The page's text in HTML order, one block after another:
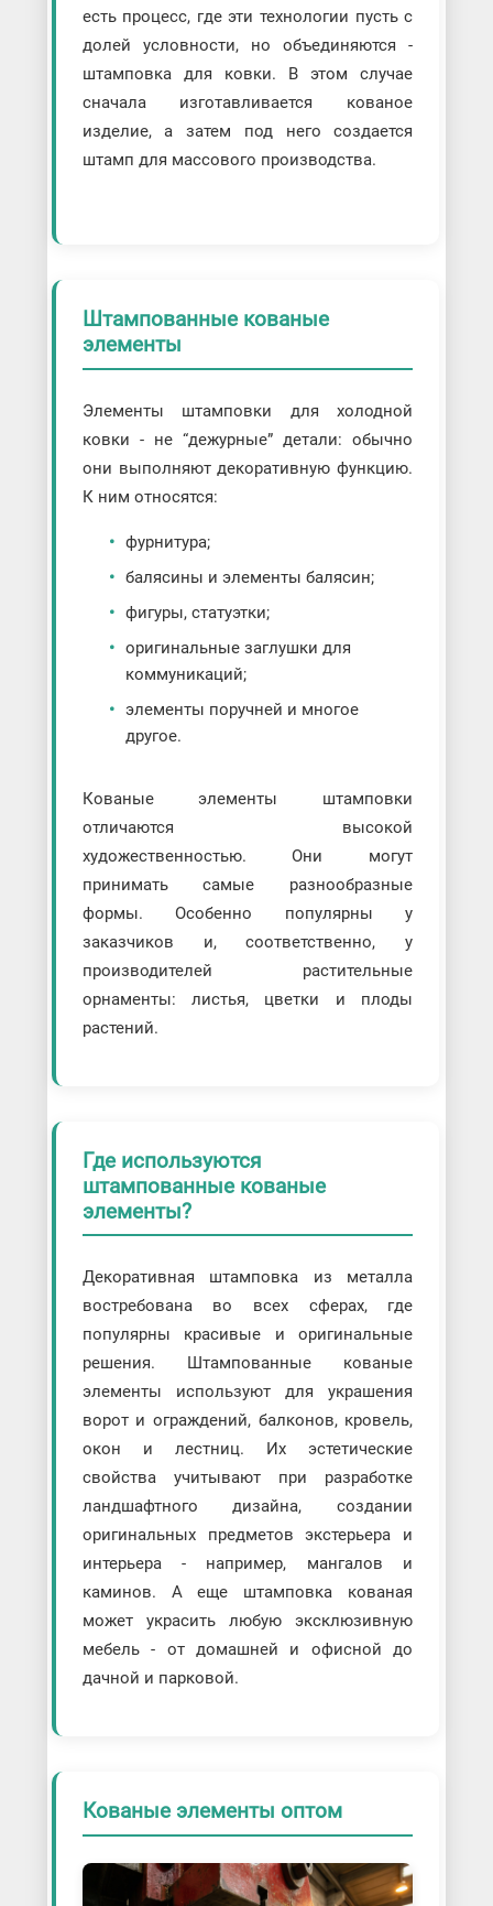
есть процесс, где эти технологии пусть с
долей условности, но объединяются -
штамповка для ковки. В этом случае
сначала изготавливается кованое
изделие, а затем под него создается
штамп для массового производства.
Штампованные кованые
элементы
Элементы штамповки для холодной
ковки - не “дежурные” детали: обычно
они выполняют декоративную функцию.
К ним относятся:
фурнитура;
балясины и элементы балясин;
фигуры, статуэтки;
оригинальные заглушки для
коммуникаций;
элементы поручней и многое
другое.
Кованые элементы штамповки
отличаются высокой
художественностью. Они могут
принимать самые разнообразные
формы. Особенно популярны у
заказчиков и, соответственно, у
производителей растительные
орнаменты: листья, цветки и плоды
растений.
Где используются
штампованные кованые
элементы?
Декоративная штамповка из металла
востребована во всех сферах, где
популярны красивые и оригинальные
решения. Штампованные кованые
элементы используют для украшения
ворот и ограждений, балконов, кровель,
окон и лестниц. Их эстетические
свойства учитывают при разработке
ландшафтного дизайна, создании
оригинальных предметов экстерьера и
интерьера - например, мангалов и
каминов. А еще штамповка кованая
может украсить любую эксклюзивную
мебель - от домашней и офисной до
дачной и парковой.
Кованые элементы оптом